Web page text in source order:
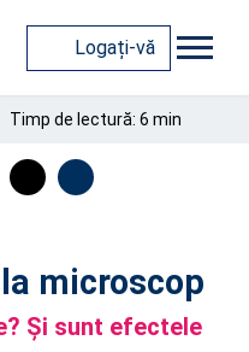
Logați-vă
Timp de lectură: 6 min
microscop
Și sunt efectele